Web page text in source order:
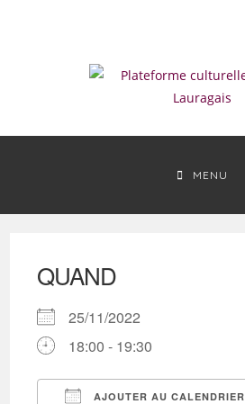
MENU
QUAND
25/11/2022
18:00 - 19:30
AJOUTER AU CALENDRIER